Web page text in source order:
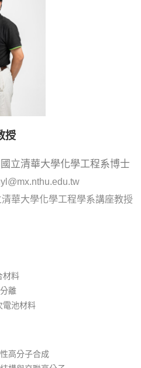
授
立清華大學化學工程系博士
清華大學化學工程學系講座教授
材料
離
電池材料
高分子合成